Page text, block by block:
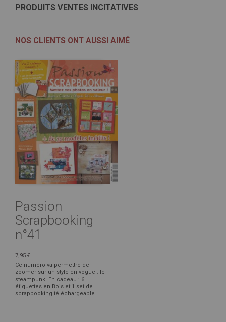
PRODUITS VENTES INCITATIVES
NOS CLIENTS ONT AUSSI AIMÉ
Passion
Scrapbooking
n°41
7,95 €
Ce numéro va permettre de
zoomer sur un style en vogue : le
steampunk. En cadeau : 6
étiquettes en Bois et 1 set de
scrapbooking téléchargeable.